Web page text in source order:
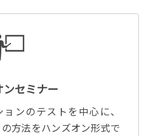
ンセミナー
ンのテストを中心に、
方法をハンズオン形式で